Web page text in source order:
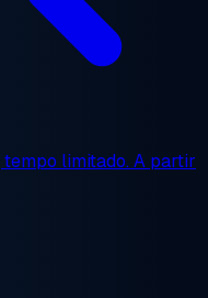
tempo limitado. A partir